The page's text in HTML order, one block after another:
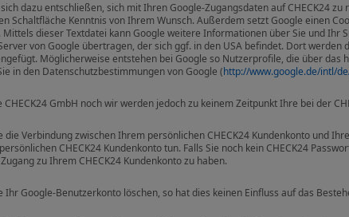
dazu entschließen, sich mit Ihren Google-Zugangsdaten auf CHECK24
Schaltfläche Kenntnis von Ihrem Wunsch. Außerdem setzt Google einen
Mittels dieser Textdatei kann Google weitere Informationen über Sie und
von Google übertragen, der sich ggf. in den USA befindet. Dort
Möglicherweise entstehen bei Google so Nutzerprofile, die über
in den Datenschutzbestimmungen von Google (http://www.google.de/intl/
CHECK24 GmbH noch wir werden jedoch zu keinem Zeitpunkt Ihre bei der
die Verbindung zwischen Ihrem persönlichen CHECK24 Kundenkonto und
CHECK24 Kundenkonto tun. Falls Sie noch kein CHECK24
zu Ihrem CHECK24 Kundenkonto zu haben.
Ihr Google-Benutzerkonto löschen, so hat dies keinen Einfluss auf das